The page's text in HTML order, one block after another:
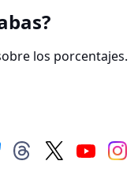
los porcentajes.